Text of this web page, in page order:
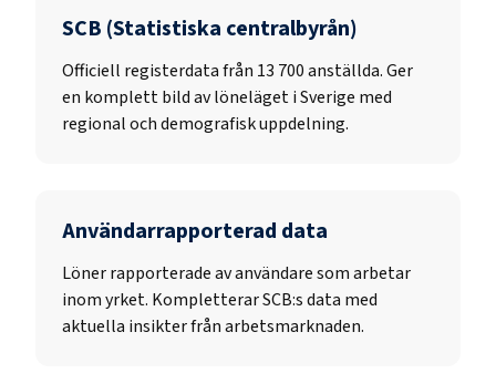
SCB (Statistiska centralbyrån)
Officiell registerdata från 13 700anställda. Ger
en komplett bild av löneläget i Sverige med
regional och demografisk uppdelning.
Användarrapporterad data
Löner rapporterade av användare som arbetar
inom yrket. Kompletterar SCB:s data med
aktuella insikter från arbetsmarknaden.